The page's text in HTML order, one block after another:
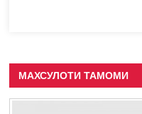
МАХСУЛОТИ ТАМОМИ